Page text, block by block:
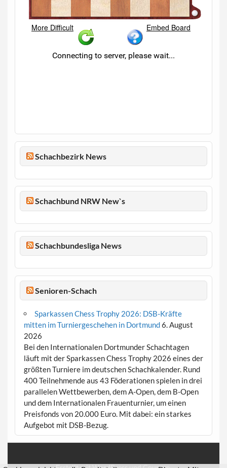
Schachbezirk News
Schachbund NRW New`s
Schachbundesliga News
Senioren-Schach
Sparkassen Chess Trophy 2026: DSB-Kräfte
mitten im Turniergeschehen in Dortmund6. August
2026
Bei den Internationalen Dortmunder Schachtagen
läuft mit der Sparkassen Chess Trophy 2026 eines der
größten Turniere im deutschen Schachkalender. Rund
400 Teilnehmende aus 43 Föderationen spielen in drei
parallelen Wettbewerben, dem A-Open, dem B-Open
und dem Internationalen Frauenturnier, um einen
Preisfonds von 20.000 Euro. Mit dabei: ein starkes
Aufgebot mit DSB-Bezug.